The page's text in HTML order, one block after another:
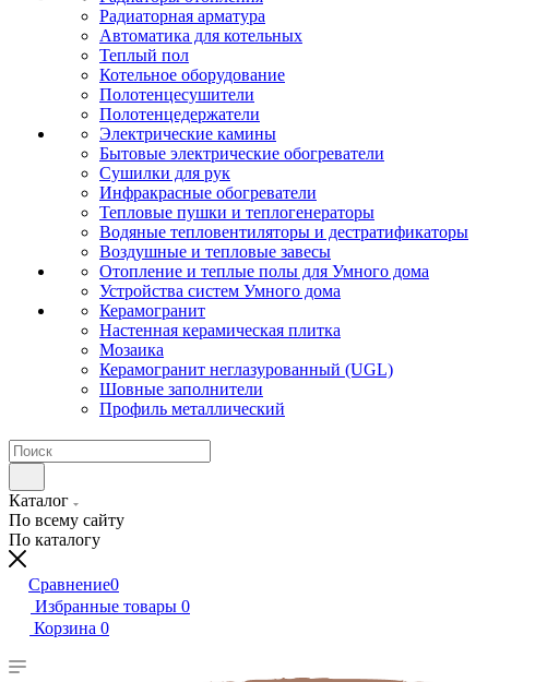
Радиаторная арматура
Автоматика для котельных
Теплый пол
Котельное оборудование
Полотенцесушители
Полотенцедержатели
Электрические камины
Бытовые электрические обогреватели
Сушилки для рук
Инфракрасные обогреватели
Тепловые пушки и теплогенераторы
Водяные тепловентиляторы и дестратификаторы
Воздушные и тепловые завесы
Отопление и теплые полы для Умного дома
Устройства систем Умного дома
Керамогранит
Настенная керамическая плитка
Мозаика
Керамогранит неглазурованный (UGL)
Шовные заполнители
Профиль металлический
Каталог
По всему сайту
По каталогу
Сравнение0
Избранные товары 0
Корзина 0